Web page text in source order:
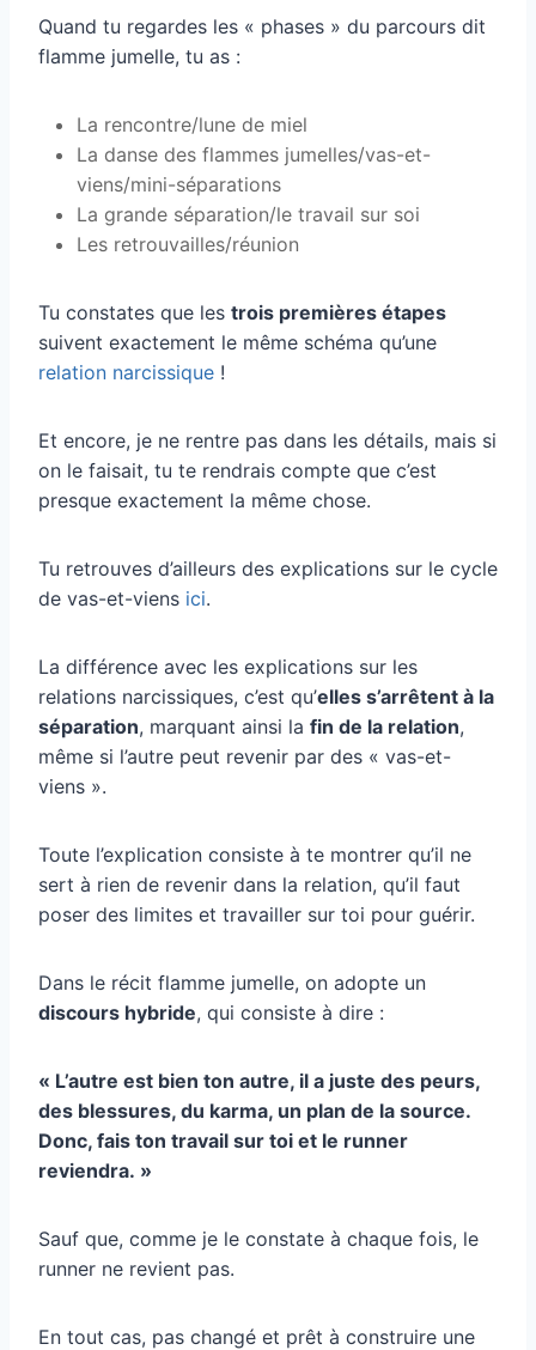
Quand tu regardes les « phases » du parcours dit
flamme jumelle, tu as :
La rencontre/lune de miel
La danse des flammes jumelles/vas-et-
viens/mini-séparations
La grande séparation/le travail sur soi
Les retrouvailles/réunion
Tu constates que les trois premières étapes
suivent exactement le même schéma qu’une
relation narcissique !
Et encore, je ne rentre pas dans les détails, mais si
on le faisait, tu te rendrais compte que c’est
presque exactement la même chose.
Tu retrouves d’ailleurs des explications sur le cycle
de vas-et-viens ici.
La différence avec les explications sur les
relations narcissiques, c’est qu’elles s’arrêtent à la
séparation, marquant ainsi la fin de la relation,
même si l’autre peut revenir par des « vas-et-
viens ».
Toute l’explication consiste à te montrer qu’il ne
sert à rien de revenir dans la relation, qu’il faut
poser des limites et travailler sur toi pour guérir.
Dans le récit flamme jumelle, on adopte un
discours hybride, qui consiste à dire :
« L’autre est bien ton autre, il a juste des peurs,
des blessures, du karma, un plan de la source.
Donc, fais ton travail sur toi et le runner
reviendra. »
Sauf que, comme je le constate à chaque fois, le
runner ne revient pas.
En tout cas, pas changé et prêt à construire une